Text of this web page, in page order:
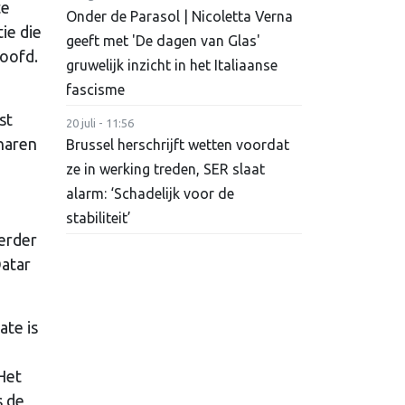
die
is
de
Onder de Parasol | Nicoletta Verna
geeft met 'De dagen van Glas'
gruwelijk inzicht in het Italiaanse
fascisme
20 juli - 11:56
Brussel herschrijft wetten voordat
ze in werking treden, SER slaat
alarm: ‘Schadelijk voor de
stabiliteit’